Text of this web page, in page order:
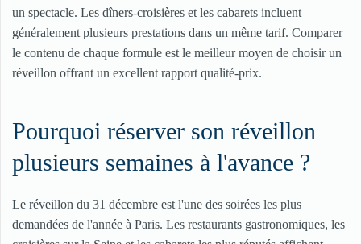
un spectacle. Les dîners-croisières et les cabarets incluent
généralement plusieurs prestations dans un même tarif. Comparer
le contenu de chaque formule est le meilleur moyen de choisir un
réveillon offrant un excellent rapport qualité-prix.
Pourquoi réserver son réveillon
plusieurs semaines à l'avance ?
Le réveillon du 31 décembre est l'une des soirées les plus
demandées de l'année à Paris. Les restaurants gastronomiques, les